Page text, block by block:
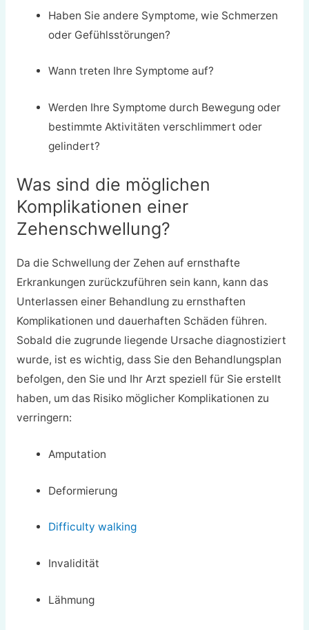
Haben Sie andere Symptome, wie Schmerzen
oder Gefühlsstörungen?
Wann treten Ihre Symptome auf?
Werden Ihre Symptome durch Bewegung oder
bestimmte Aktivitäten verschlimmert oder
gelindert?
Was sind die möglichen
Komplikationen einer
Zehenschwellung?
Da die Schwellung der Zehen auf ernsthafte
Erkrankungen zurückzuführen sein kann, kann das
Unterlassen einer Behandlung zu ernsthaften
Komplikationen und dauerhaften Schäden führen.
Sobald die zugrunde liegende Ursache diagnostiziert
wurde, ist es wichtig, dass Sie den Behandlungsplan
befolgen, den Sie und Ihr Arzt speziell für Sie erstellt
haben, um das Risiko möglicher Komplikationen zu
verringern:
Amputation
Deformierung
Difficulty walking
Invalidität
Lähmung